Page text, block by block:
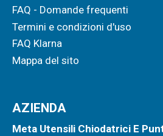
FAQ - Domande frequenti
Termini e condizioni d'uso
FAQ Klarna
Mappa del sito
AZIENDA
Meta Utensili Chiodatrici E